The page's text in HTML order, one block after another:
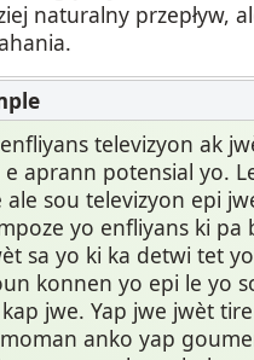
naturalny przepływ,
televizyon ak
aprann potensial yo.
ale sou televizyon epi
yo enfliyans ki
sa yo ki ka detwi tet
konnen yo epi le yo
jwe. Yap jwe jwèt
anko yap